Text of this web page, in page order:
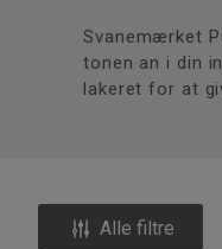
Svanemærket
tonen an i din
lakeret for at
Alle filtre